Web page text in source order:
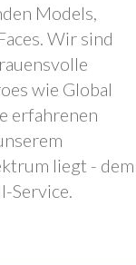
Models,
Wir sind
wie Global
erfahrenen
liegt - dem
Service.